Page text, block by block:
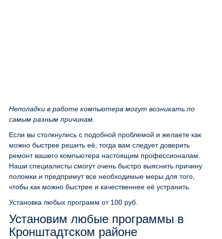
Неполадки в работе компьютера могут возникать по
самым разным причинам.
Если вы столкнулись с подобной проблемой и желаете как
можно быстрее решить её, тогда вам следует доверить
ремонт вашего компьютера настоящим профессионалам.
Наши специалисты смогут очень быстро выяснить причину
поломки и предпримут все необходимые меры для того,
чтобы как можно быстрее и качественнее её устранить.
Установка любых программ от 100 руб.
Установим любые программы в
Кронштадтском районе